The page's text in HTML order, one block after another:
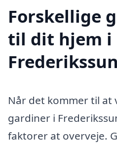
Forskellige
til dit hjem i
Når det kommer til
gardiner i
faktorer at overveje.